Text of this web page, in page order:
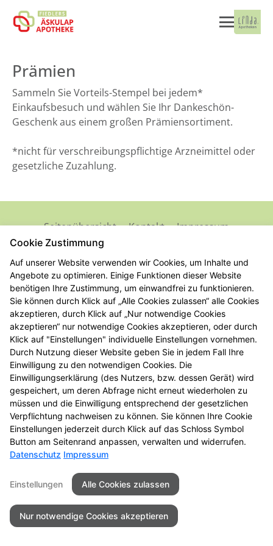
Prämien
Sammeln Sie Vorteils-Stempel bei jedem*
Einkaufsbesuch und wählen Sie Ihr Dankeschön-
Geschenk aus einem großen Prämiensortiment.
*nicht für verschreibungspflichtige Arzneimittel oder
gesetzliche Zuzahlung.
Seitenübersicht Kontakt
Impressum
Datenschutz
© 2026 Äskulap Apotheke
Cookie Zustimmung
Auf unserer Website verwenden wir Cookies, um Inhalte und
Angebote zu optimieren. Einige Funktionen dieser Website
benötigen Ihre Zustimmung, um einwandfrei zu funktionieren.
Sie können durch Klick auf „Alle Cookies zulassen“ alle Cookies
akzeptieren, durch Klick auf „Nur notwendige Cookies
akzeptieren“ nur notwendige Cookies akzeptieren, oder durch
Klick auf "Einstellungen" individuelle Einstellungen vornehmen.
Durch Nutzung dieser Website geben Sie in jedem Fall Ihre
Einwilligung zu den notwendigen Cookies. Die
Einwilligungserklärung (des Nutzers, bzw. dessen Gerät) wird
gespeichert, um deren Abfrage nicht erneut wiederholen zu
müssen und die Einwilligung entsprechend der gesetzlichen
Verpflichtung nachweisen zu können. Sie können Ihre Cookie
Einstellungen jederzeit durch Klick auf das Schloss Symbol
Button am Seitenrand anpassen, verwalten und widerrufen.
Datenschutz Impressum
Einstellungen Alle Cookies zulassen
Nur notwendige Cookies akzeptieren